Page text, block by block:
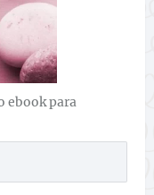
ebook para